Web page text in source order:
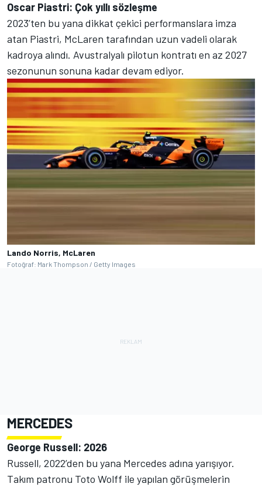
Oscar Piastri: Çok yıllı sözleşme
2023’ten bu yana dikkat çekici performanslara imza
atan Piastri, McLaren tarafından uzun vadeli olarak
kadroya alındı. Avustralyalı pilotun kontratı en az 2027
sezonunun sonuna kadar devam ediyor.
Lando Norris, McLaren
Fotoğraf: Mark Thompson / Getty Images
MERCEDES
George Russell: 2026
Russell, 2022’den bu yana Mercedes adına yarışıyor.
Takım patronu Toto Wolff ile yapılan görüşmelerin